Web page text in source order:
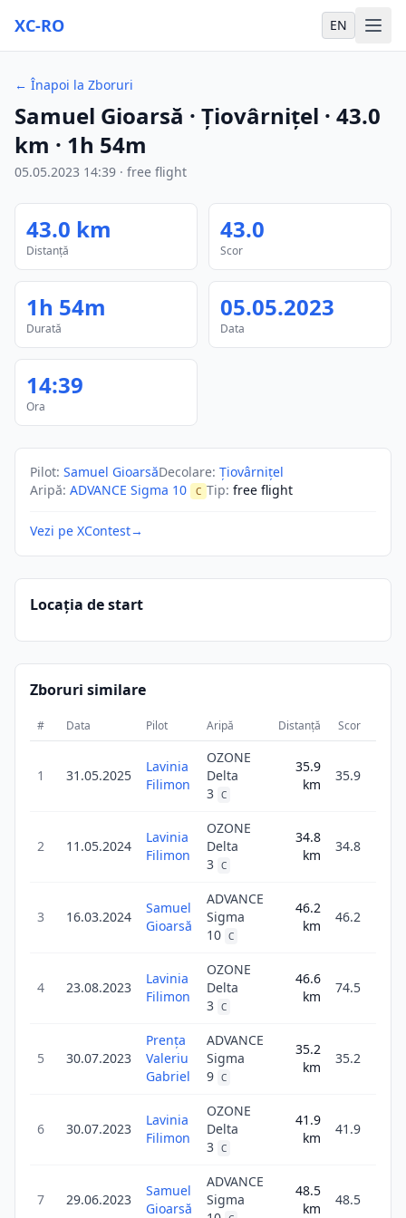
XC-RO EN
← Înapoi la Zboruri
Samuel Gioarsă · Țiovârnițel · 43.0
km · 1h 54m
05.05.2023 14:39 · free flight
43.0 km
Distanță
43.0
Scor
1h 54m
Durată
05.05.2023
Data
14:39
Ora
Pilot: Samuel GioarsăDecolare: Țiovârnițel
Aripă: ADVANCE Sigma 10 C Tip: free flight
Vezi pe XContest→
Locația de start
Zboruri similare
# Data Pilot Aripă Distanță Scor
1 31.05.2025
Lavinia
Filimon
OZONE
Delta
3 C
35.9
km
35.9
2 11.05.2024
Lavinia
Filimon
OZONE
Delta
3 C
34.8
km
34.8
3 16.03.2024
Samuel
Gioarsă
ADVANCE
Sigma
10 C
46.2
km
46.2
4 23.08.2023
Lavinia
Filimon
OZONE
Delta
3 C
46.6
km
74.5
5 30.07.2023
Prența
Valeriu
Gabriel
ADVANCE
Sigma
9 C
35.2
km
35.2
6 30.07.2023
Lavinia
Filimon
OZONE
Delta
3 C
41.9
km
41.9
7 29.06.2023
Samuel
Gioarsă
ADVANCE
Sigma
48.5
km
48.5